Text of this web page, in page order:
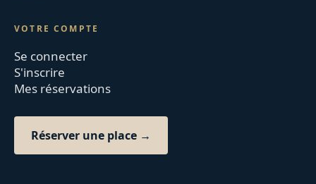
VOTRE COMPTE
Se connecter
S'inscrire
Mes réservations
Réserver une place →